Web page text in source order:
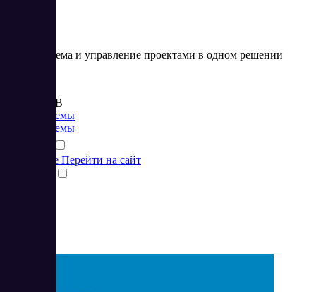
CRM-система и управление проектами в одном решении
от 384 RUB
CRM системы
CRM системы
Подробнее Перейти на сайт